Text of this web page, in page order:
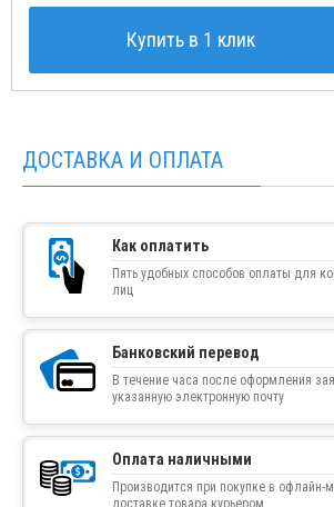
Купить в 1 клик
ДОСТАВКА И ОПЛАТА
Как оплатить
Пять удобных способов оплаты для
лиц
Банковский перевод
В течение часа после оформления
указанную электронную почту
Оплата наличными
Производится при покупке в офлайн-
доставке товара курьером